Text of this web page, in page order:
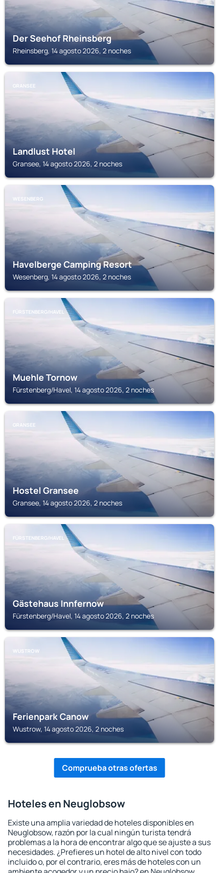
Der Seehof Rheinsberg
Rheinsberg, 14 agosto 2026, 2 noches
GRANSEE
Landlust Hotel
Gransee, 14 agosto 2026, 2 noches
WESENBERG
Havelberge Camping Resort
Wesenberg, 14 agosto 2026, 2 noches
FÜRSTENBERG/HAVEL
Muehle Tornow
Fürstenberg/Havel, 14 agosto 2026, 2 noches
GRANSEE
Hostel Gransee
Gransee, 14 agosto 2026, 2 noches
FÜRSTENBERG/HAVEL
Gästehaus Innfernow
Fürstenberg/Havel, 14 agosto 2026, 2 noches
WUSTROW
Ferienpark Canow
Wustrow, 14 agosto 2026, 2 noches
Comprueba otras ofertas
Hoteles en Neuglobsow
Existe una amplia variedad de hoteles disponibles en
Neuglobsow, razón por la cual ningún turista tendrá
problemas a la hora de encontrar algo que se ajuste a sus
necesidades. ¿Prefieres un hotel de alto nivel con todo
incluido o, por el contrario, eres más de hoteles con un